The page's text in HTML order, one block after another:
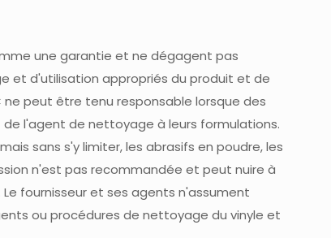
une garantie et ne dégagent pas
et d'utilisation appropriés du produit et de
peut être tenu responsable lorsque des
l'agent de nettoyage à leurs formulations.
sans s'y limiter, les abrasifs en poudre, les
n'est pas recommandée et peut nuire à
fournisseur et ses agents n'assument
ou procédures de nettoyage du vinyle et